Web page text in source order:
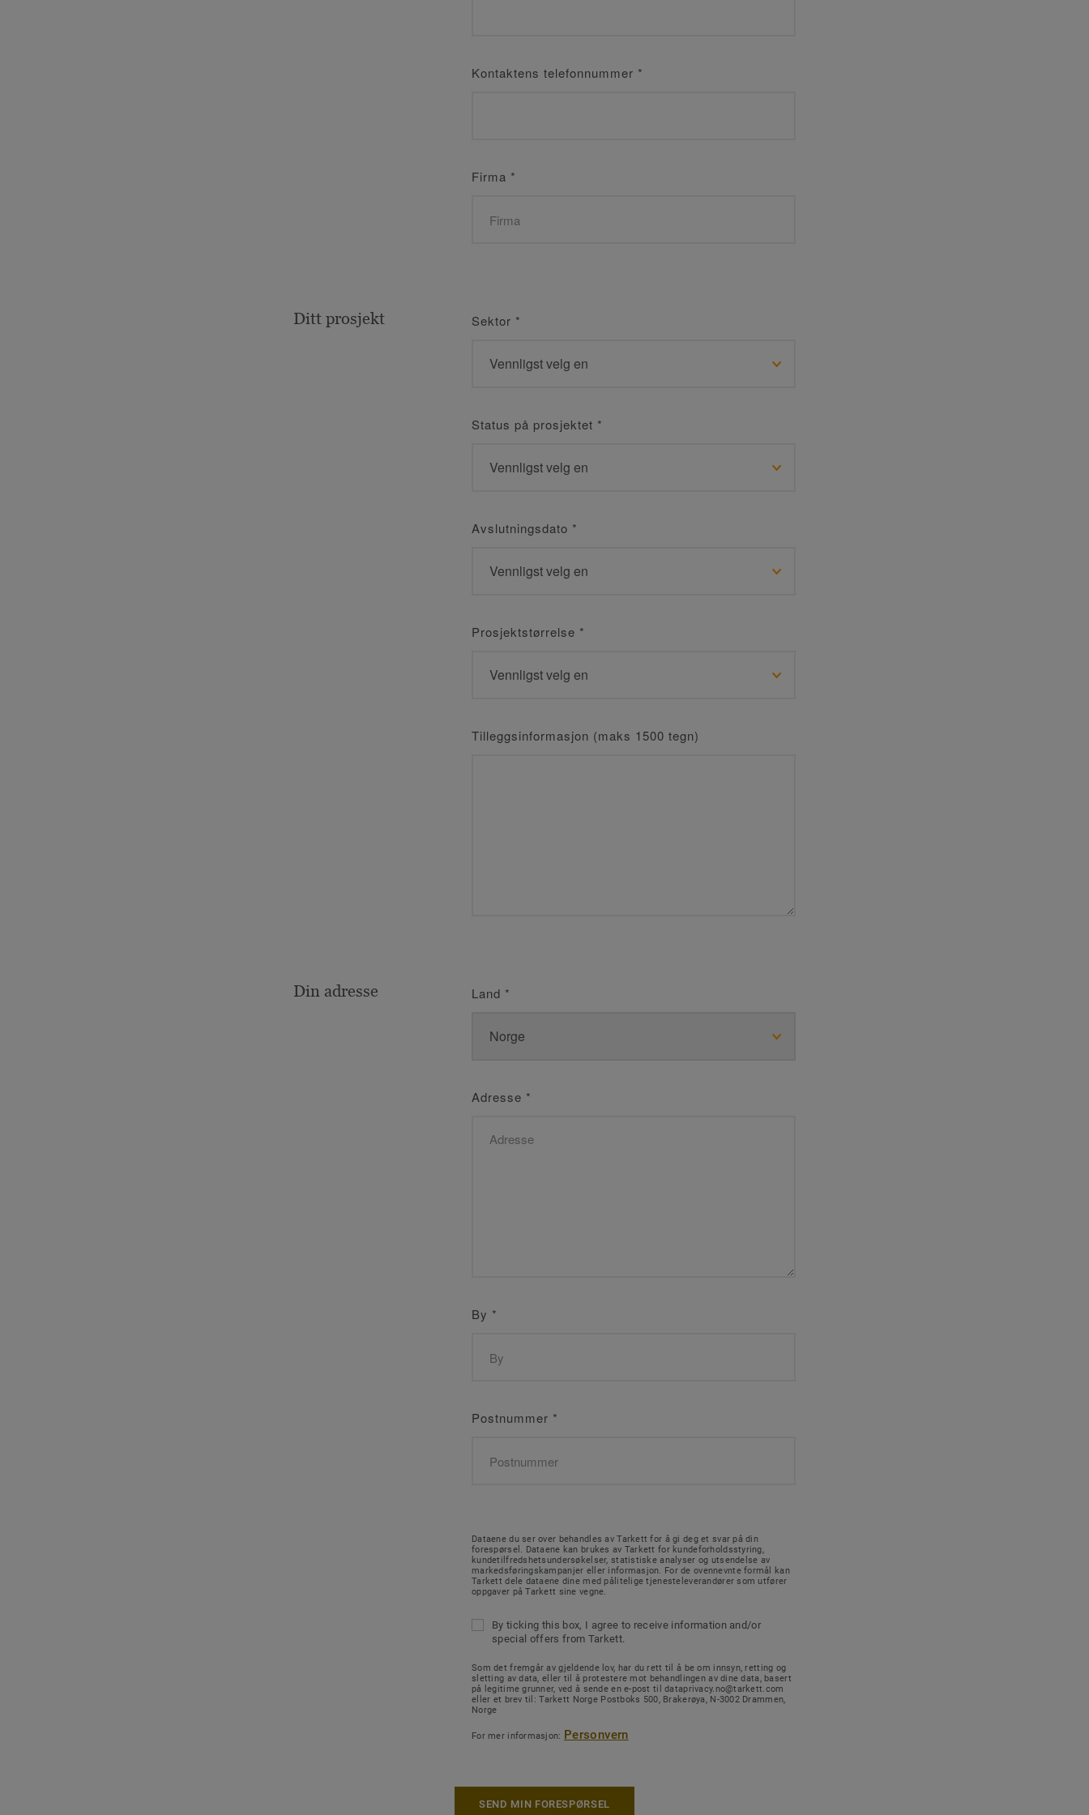
Kontaktens telefonnummer *
Firma *
Ditt prosjekt Sektor *
Status på prosjektet *
Avslutningsdato *
Prosjektstørrelse *
Tilleggsinformasjon (maks 1500 tegn)
Din adresse Land *
Adresse *
By *
Postnummer *
Dataene du ser over behandles av Tarkett for å gi deg et svar på din
forespørsel. Dataene kan brukes av Tarkett for kundeforholdsstyring,
kundetilfredshetsundersøkelser, statistiske analyser og utsendelse av
markedsføringskampanjer eller informasjon. For de ovennevnte formål kan
Tarkett dele dataene dine med pålitelige tjenesteleverandører som utfører
oppgaver på Tarkett sine vegne.
By ticking this box, I agree to receive information and/or
special offers from Tarkett.
Som det fremgår av gjeldende lov, har du rett til å be om innsyn, retting og
sletting av data, eller til å protestere mot behandlingen av dine data, basert
på legitime grunner, ved å sende en e-post til dataprivacy.no@tarkett.com
eller et brev til: Tarkett Norge Postboks 500, Brakerøya, N-3002 Drammen,
Norge
For mer informasjon: Personvern
SEND MIN FORESPØRSEL